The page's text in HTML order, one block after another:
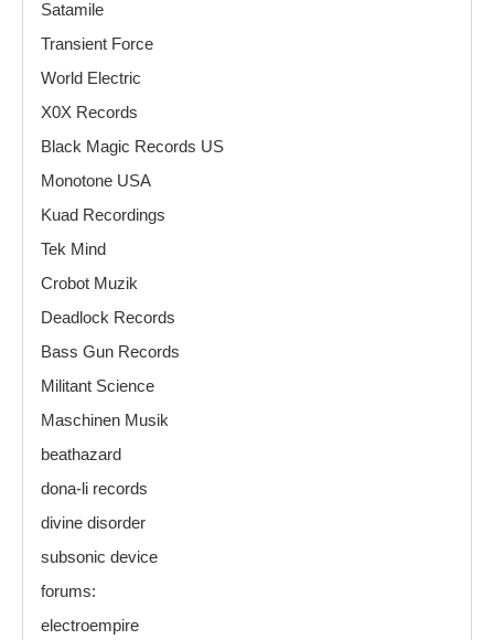
Satamile
Transient Force
World Electric
X0X Records
Black Magic Records US
Monotone USA
Kuad Recordings
Tek Mind
Crobot Muzik
Deadlock Records
Bass Gun Records
Militant Science
Maschinen Musik
beathazard
dona-li records
divine disorder
subsonic device
forums:
electroempire